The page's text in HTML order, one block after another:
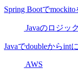
Spring Bootで
Javaのロジック
Javaでdoubleからint
AWS